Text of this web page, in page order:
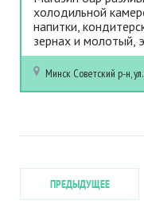
холодильной
напитки,
зернах и молотый,
Минск Советский р-н,
ПРЕДЫДУЩЕЕ